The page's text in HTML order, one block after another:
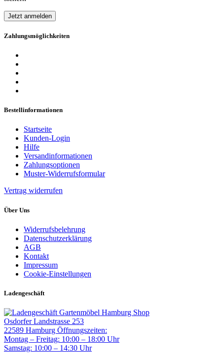
Jetzt anmelden
Zahlungsmöglichkeiten
Bestellinformationen
Startseite
Kunden-Login
Hilfe
Versandinformationen
Zahlungsoptionen
Muster-Widerrufsformular
Vertrag widerrufen
Über Uns
Widerrufsbelehrung
Datenschutzerklärung
AGB
Kontakt
Impressum
Cookie-Einstellungen
Ladengeschäft
Gartenmöbel Hamburg Shop
Osdorfer Landstrasse 253
22589 Hamburg Öffnungszeiten:
Montag – Freitag: 10:00 – 18:00 Uhr
Samstag: 10:00 – 14:30 Uhr